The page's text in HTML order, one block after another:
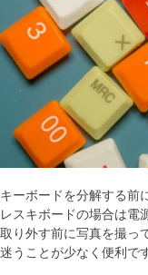
キーボードを分解する前
レスキボードの場合は電
取り外す前に写真を撮っ
迷うことが少なく便利で